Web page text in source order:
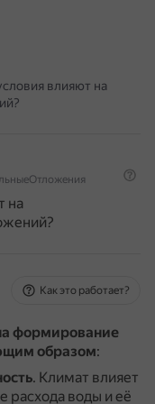
влияют на
на
Как это работает?
формирование
образом:
. Климат влияет
расхода воды и её